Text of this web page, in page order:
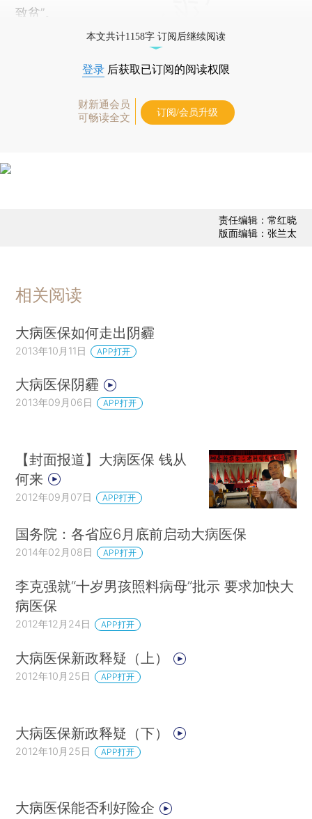
致贫”。
本文共计1158字 订阅后继续阅读
登录 后获取已订阅的阅读权限
财新通会员
可畅读全文
订阅/会员升级
责任编辑：常红晓
版面编辑：张兰太
相关阅读
大病医保如何走出阴霾
2013年10月11日 APP打开
大病医保阴霾
2013年09月06日 APP打开
【封面报道】大病医保 钱从
何来
2012年09月07日 APP打开
国务院：各省应6月底前启动大病医保
2014年02月08日 APP打开
李克强就“十岁男孩照料病母”批示 要求加快大
病医保
2012年12月24日 APP打开
大病医保新政释疑（上）
2012年10月25日 APP打开
大病医保新政释疑（下）
2012年10月25日 APP打开
大病医保能否利好险企